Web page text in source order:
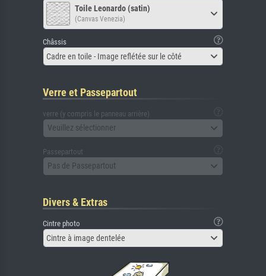
Toile Leonardo (satin)
(Canvas Venezia)
Châssis
Cadre en toile - Image reflétée sur le côté
Verre et Passepartout
verre (y compris le panneau arrière)
Veuillez sélectionner
Passepartout
Pas de Passepartout
Divers & Extras
Cintre photo
Cintre à image dentelée